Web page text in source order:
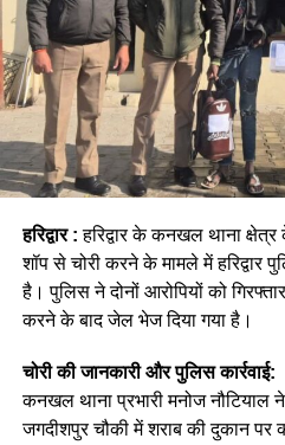
हरिद्वार : हरिद्वार के कनखल थाना
शॉप से चोरी करने के मामले में हरिद्वार
है। पुलिस ने दोनों आरोपियों को
करने के बाद जेल भेज दिया गया है।
चोरी की जानकारी और पुलिस कार्रवाई:
कनखल थाना प्रभारी मनोज नौटियाल
जगदीशपुर चौकी में शराब की दुकान पर